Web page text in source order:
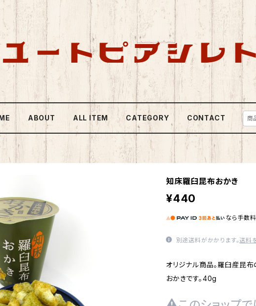
ABOUT ALL ITEM CATEGORY CONTACT
知床羅臼昆布おかき
¥440
なら 手数
別途送料がかかります。送料
オリジナル商品。羅臼産昆
おかきです。40g